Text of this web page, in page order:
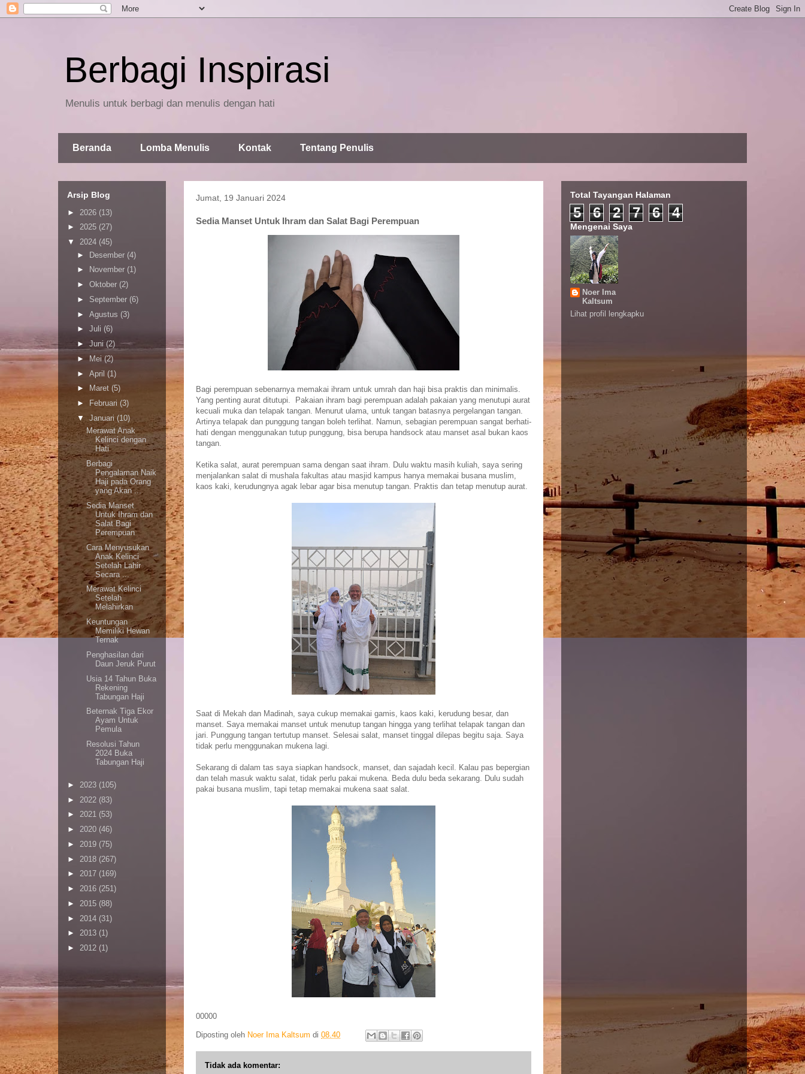
Berbagi Inspirasi
Menulis untuk berbagi dan menulis dengan hati
Beranda Lomba Menulis Kontak Tentang Penulis
Jumat, 19 Januari 2024
Sedia Manset Untuk Ihram dan Salat Bagi Perempuan
Bagi perempuan sebenarnya memakai ihram untuk umrah dan haji bisa praktis dan minimalis.
Yang penting aurat ditutupi. Pakaian ihram bagi perempuan adalah pakaian yang menutupi aurat
kecuali muka dan telapak tangan. Menurut ulama, untuk tangan batasnya pergelangan tangan.
Artinya telapak dan punggung tangan boleh terlihat. Namun, sebagian perempuan sangat berhati-
hati dengan menggunakan tutup punggung, bisa berupa handsock atau manset asal bukan kaos
tangan.
Ketika salat, aurat perempuan sama dengan saat ihram. Dulu waktu masih kuliah, saya sering
menjalankan salat di mushala fakultas atau masjid kampus hanya memakai busana muslim,
kaos kaki, kerudungnya agak lebar agar bisa menutup tangan. Praktis dan tetap menutup aurat.
Saat di Mekah dan Madinah, saya cukup memakai gamis, kaos kaki, kerudung besar, dan
manset. Saya memakai manset untuk menutup tangan hingga yang terlihat telapak tangan dan
jari. Punggung tangan tertutup manset. Selesai salat, manset tinggal dilepas begitu saja. Saya
tidak perlu menggunakan mukena lagi.
Sekarang di dalam tas saya siapkan handsock, manset, dan sajadah kecil. Kalau pas bepergian
dan telah masuk waktu salat, tidak perlu pakai mukena. Beda dulu beda sekarang. Dulu sudah
pakai busana muslim, tapi tetap memakai mukena saat salat.
00000
Diposting oleh Noer Ima Kaltsum di 08.40
Tidak ada komentar:
Arsip Blog
► 2026 (13)
► 2025 (27)
▼ 2024 (45)
► Desember (4)
►
November (1)
► Oktober (2)
► September (6)
► Agustus (3)
► Juli (6)
► Juni (2)
►
Mei (2)
► April (1)
►
Maret (5)
►
Februari (3)
▼Januari (10)
Merawat Anak
Kelinci dengan
Hati
Berbagi
Pengalaman Naik
Haji pada Orang
yang Akan ...
Sedia Manset
Untuk Ihram dan
Salat Bagi
Perempuan
Cara Menyusukan
Anak Kelinci
Setelah Lahir
Secara ...
Merawat Kelinci
Setelah
Melahirkan
Keuntungan
Memiliki Hewan
Ternak
Penghasilan dari
Daun Jeruk Purut
Usia 14 Tahun Buka
Rekening
Tabungan Haji
Beternak Tiga Ekor
Ayam Untuk
Pemula
Resolusi Tahun
2024 Buka
Tabungan Haji
► 2023 (105)
► 2022 (83)
► 2021 (53)
► 2020 (46)
► 2019 (75)
► 2018 (267)
► 2017 (169)
► 2016 (251)
► 2015 (88)
► 2014 (31)
► 2013 (1)
► 2012 (1)
Total Tayangan Halaman
5 6 2 7 6 4
Mengenai Saya
Noer Ima
Kaltsum
Lihat profil lengkapku